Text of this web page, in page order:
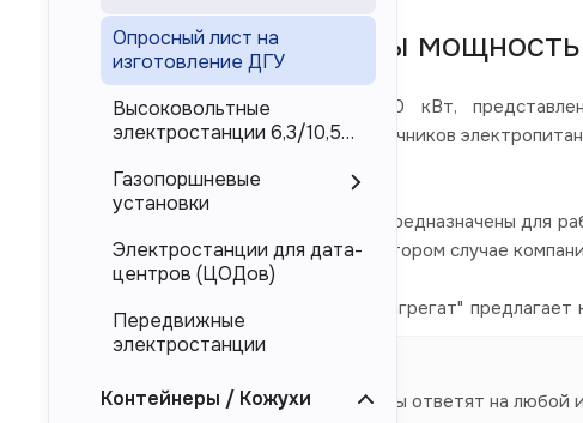
Дизель-генераторы
Дизельные электростанции 220 кВт,
электроснабжения в качестве источников
Представленные в каталоге ДЭС предназначены для
магистральных электросетей. Во втором случае
Компания "Торговый Дом Электроагрегат"
производителя.
Наши специалисты ответят на любой
Опросный лист на
изготовление ДГУ
Высоковольтные
электростанции 6,3/10,5
Газопоршневые
установки
Электростанции для дата-
центров (ЦОДов)
Передвижные
электростанции
Контейнеры / Кожухи